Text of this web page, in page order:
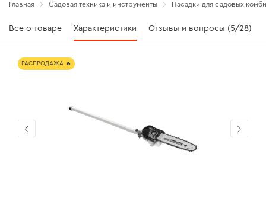
Главная Садовая техника и инструменты Насадки для садовых
Все о товаре Характеристики Отзывы и вопросы (5/28)
РАСПРОДАЖА 🔥